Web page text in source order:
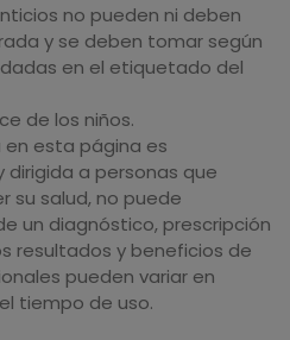
no pueden ni deben
y se deben tomar según
en el etiquetado del
de los niños.
esta página es
a personas que
su salud, no puede
un diagnóstico, prescripción
resultados y beneficios de
pueden variar en
tiempo de uso.